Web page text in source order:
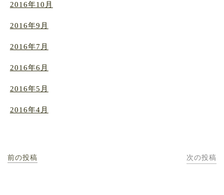
2016年10月
2016年9月
2016年7月
2016年6月
2016年5月
2016年4月
前の投稿 次の投稿